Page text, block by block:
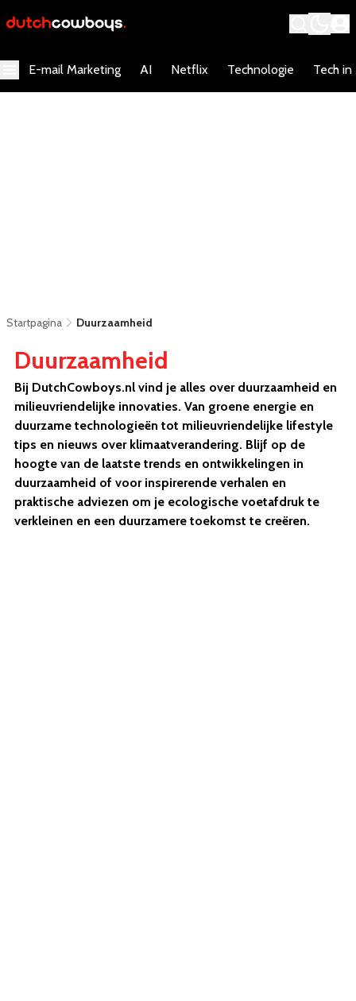
E-mail Marketing AI Netflix Technologie Tech in
Startpagina Duurzaamheid
Duurzaamheid
Bij DutchCowboys.nl vind je alles over duurzaamheid en
milieuvriendelijke innovaties. Van groene energie en
duurzame technologieën tot milieuvriendelijke lifestyle
tips en nieuws over klimaatverandering. Blijf op de
hoogte van de laatste trends en ontwikkelingen in
duurzaamheid of voor inspirerende verhalen en
praktische adviezen om je ecologische voetafdruk te
verkleinen en een duurzamere toekomst te creëren.